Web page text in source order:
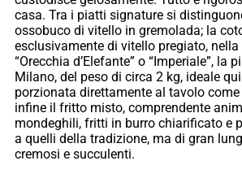
casa. Tra i piatti signature si
ossobuco di vitello in gremolada; la
esclusivamente di vitello pregiato,
“Orecchia d’Elefante” o “Imperiale”, la
Milano, del peso di circa 2 kg, ideale
porzionata direttamente al tavolo come
infine il fritto misto, comprendente
mondeghili, fritti in burro chiarificato e
a quelli della tradizione, ma di gran
cremosi e succulenti.